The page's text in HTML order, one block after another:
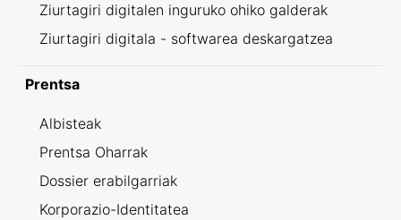
Ziurtagiri digitalen inguruko ohiko galderak
Ziurtagiri digitala - softwarea deskargatzea
Prentsa
Albisteak
Prentsa Oharrak
Dossier erabilgarriak
Korporazio-Identitatea